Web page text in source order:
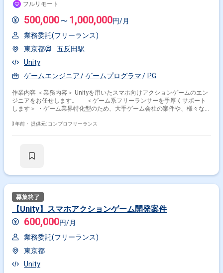
フルリモート
500,000 〜 1,000,000円/月
業務委託(フリーランス)
東京都
五反田駅
Unity
ゲームエンジニア
ゲームプログラマ PG
作業内容 ＜業務内容＞ Unityを用いたスマホ向けアクションゲームのエン
ジニアをお任せします。 ＜ゲーム系フリーランサーを手厚くサポート
します＞ ・ゲーム業界特化型のため、大手ゲーム会社の案件や、様々な職
す ・在宅勤務、フルリモート可能な案件やフレックスタイム制の案件も多
3年前・ 提供元: コンプロフリーランス
【Unity】スマホアクションゲーム開発案件
600,000円/月
業務委託(フリーランス)
東京都
Unity